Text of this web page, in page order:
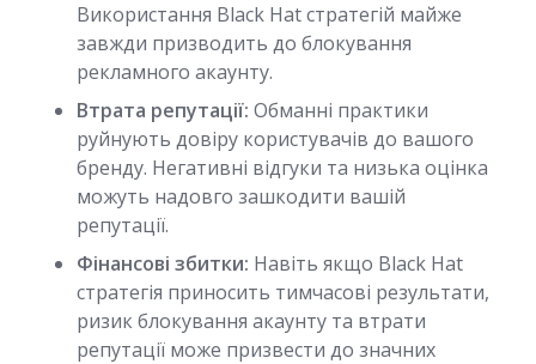
Використання Black Hat стратегій майже
завжди призводить до блокування
рекламного акаунту.
Втрата репутації: Обманні практики
руйнують довіру користувачів до вашого
бренду. Негативні відгуки та низька оцінка
можуть надовго зашкодити вашій
репутації.
Фінансові збитки: Навіть якщо Black Hat
стратегія приносить тимчасові результати,
ризик блокування акаунту та втрати
репутації може призвести до значних